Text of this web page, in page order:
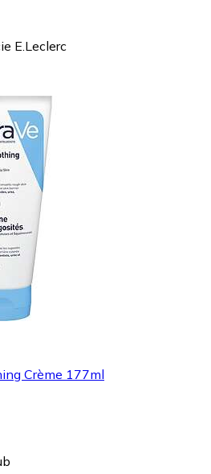
E.Leclerc
Crème 177ml